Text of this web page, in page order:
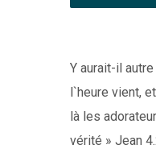
Y aurait-il
l`heure vient,
là les
vérité » Jean